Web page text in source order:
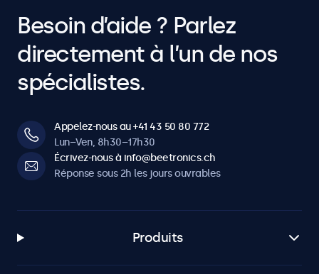
Besoin d’aide ? Parlez
directement à l’un de nos
spécialistes.
Appelez-nous au +41 43 50 80 772
Lun–Ven, 8h30–17h30
Écrivez-nous à info@beetronics.ch
Réponse sous 2h les jours ouvrables
Produits